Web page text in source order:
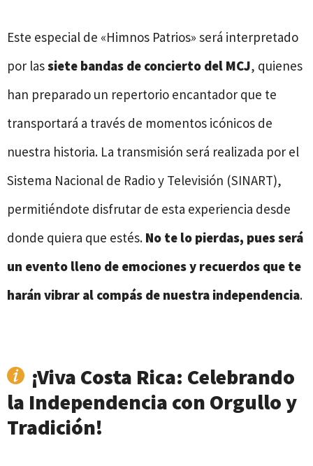
Este especial de «Himnos Patrios» será interpretado
por lassiete bandas de concierto del MCJ, quienes
han preparado un repertorio encantador que te
transportará a través de momentos icónicos de
nuestra historia. La transmisión será realizada por el
Sistema Nacional de Radio y Televisión (SINART),
permitiéndote disfrutar de esta experiencia desde
donde quiera que estés. No te lo pierdas, pues será
un evento lleno de emociones y recuerdos que te
harán vibrar al compás de nuestra independencia.
¡Viva Costa Rica: Celebrando
la Independencia con Orgullo y
Tradición!